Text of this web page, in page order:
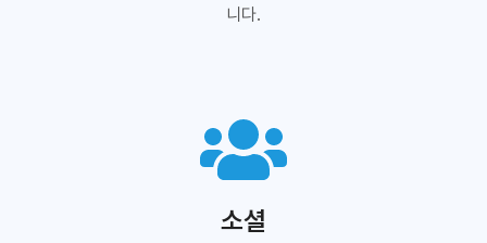
니다.
소셜